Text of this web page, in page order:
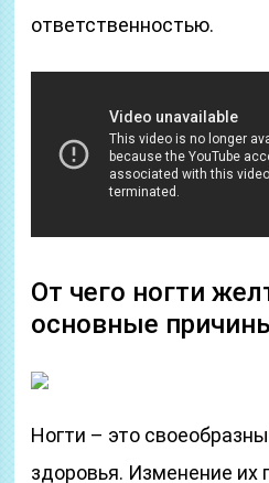
ответственностью.
От чего ногти
основные
Ногти – это
здоровья. Изменение их